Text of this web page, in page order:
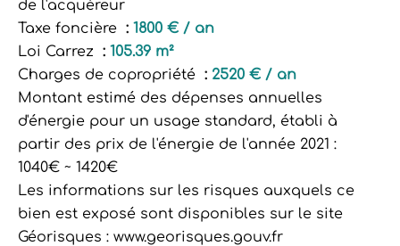
de l'acquéreur
Taxe foncière
1800 € / an
Loi Carrez
105.39 m²
Charges de copropriété
2520 € / an
Montant estimé des dépenses annuelles
d'énergie pour un usage standard, établi à
partir des prix de l'énergie de l'année 2021 :
1040€ ~ 1420€
Les informations sur les risques auxquels ce
bien est exposé sont disponibles sur le site
Géorisques : www.georisques.gouv.fr